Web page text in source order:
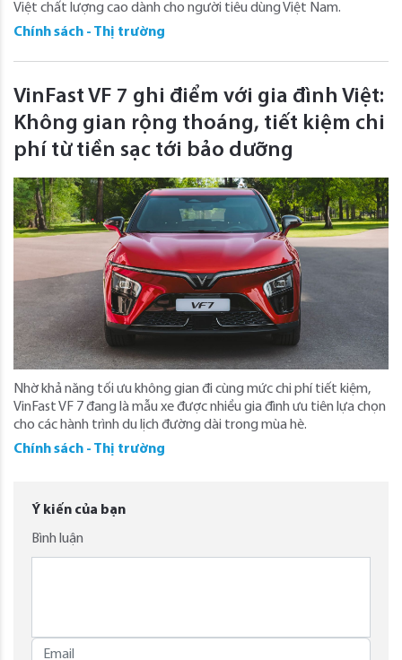
Việt chất lượng cao dành cho người tiêu dùng Việt Nam.
Chính sách - Thị trường
VinFast VF 7 ghi điểm với gia đình Việt:
Không gian rộng thoáng, tiết kiệm chi
phí từ tiền sạc tới bảo dưỡng
Nhờ khả năng tối ưu không gian đi cùng mức chi phí tiết kiệm,
VinFast VF 7 đang là mẫu xe được nhiều gia đình ưu tiên lựa chọn
cho các hành trình du lịch đường dài trong mùa hè.
Chính sách - Thị trường
Ý kiến của bạn
Bình luận